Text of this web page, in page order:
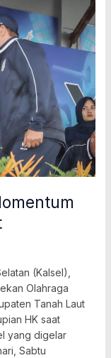
(Kalsel),
Olahraga
Tanah Laut
HK saat
yang digelar
Sabtu